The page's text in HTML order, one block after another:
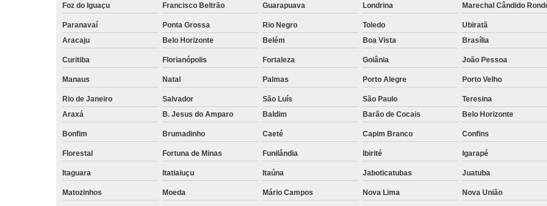
Rastreamento de Frotas Belo Horizonte
Rastreamento de Frotas Minas
Rastreamento e Monitoramento
Rastreamento Veicular Frotas
Empresa de Rastreamento de
Empresa de
Empresa de
Empresa
Empresas de Monitoramento e
Rastreamento de Veículos
Foz do Iguaçu Francisco Beltrão Guarapuava Londrina Marechal Cândido
Paranavaí Ponta Grossa Rio Negro Toledo Ubiratã
Aracaju
Belo Horizonte Belém Boa Vista Brasília
Curitiba Florianópolis Fortaleza Goiânia João Pessoa
Manaus Natal Palmas Porto Alegre Porto Velho
Rio de Janeiro Salvador São Luís São Paulo Teresina
Araxá
B. Jesus do Amparo Baldim Barão de Cocais Belo Horizonte
Bonfim Brumadinho Caeté Capim Branco Confins
Florestal Fortuna de Minas Funilândia Ibirité Igarapé
Itaguara Itatiaiuçu Itaúna Jaboticatubas Juatuba
Matozinhos Moeda Mário Campos Nova Lima Nova União